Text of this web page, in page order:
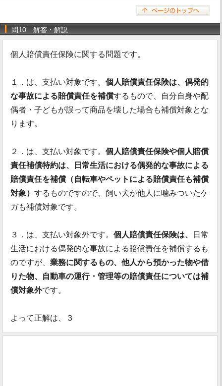
問10 解答・解説
個人賠償責任保険に関する問題です。
１．は、支払い対象です。 個人賠償責任保険は、偶発的
な事故による賠償責任を補償するもので、自分自身や配
偶者・子どもが誤って商品を壊した場合も補償対象とな
ります。
２．は、支払い対象です。 個人賠償責任保険や個人賠償
責任補償特約は、日常生活における偶発的な事故による
賠償責任を補償（自転車やペットによる賠償責任も補償
対象） するものですので、飼い犬が他人に噛みついたケ
ガも補償対象です。
３．は、支払い対象外です。 個人賠償責任保険は、
日常
生活における偶発的な事故による賠償責任を補償するも
のですが、 業務に関するもの、他人から預かった物や借
りた物、自動車の運行・管理等の賠償責任については補
償対象外です。
よって正解は、３